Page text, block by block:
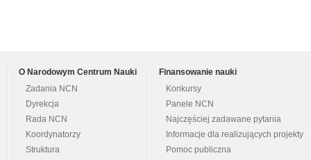
O Narodowym Centrum Nauki
Zadania NCN
Dyrekcja
Rada NCN
Koordynatorzy
Struktura
Finansowanie nauki
Konkursy
Panele NCN
Najczęściej zadawane pytania
Informacje dla realizujących projekty
Pomoc publiczna